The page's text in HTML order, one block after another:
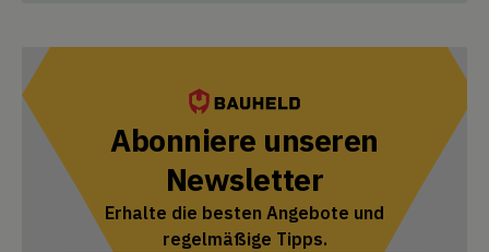
Abonniere unseren
Newsletter
Erhalte die besten Angebote und
regelmäßige Tipps.